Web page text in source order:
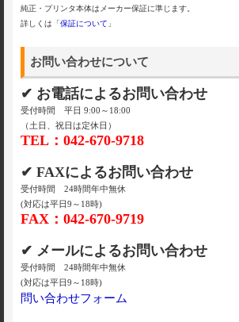
純正・プリンタ本体はメーカー保証に準じます。
詳しくは「 保証について 」
お問い合わせについて
✔ お電話によるお問い合わせ
受付時間 平日 9:00～18:00
（土日、祝日は定休日）
TEL：042-670-9718
✔ FAXによるお問い合わせ
受付時間 24時間年中無休
(対応は平日9～18時)
FAX：042-670-9719
✔ メールによるお問い合わせ
受付時間 24時間年中無休
(対応は平日9～18時)
問い合わせフォーム